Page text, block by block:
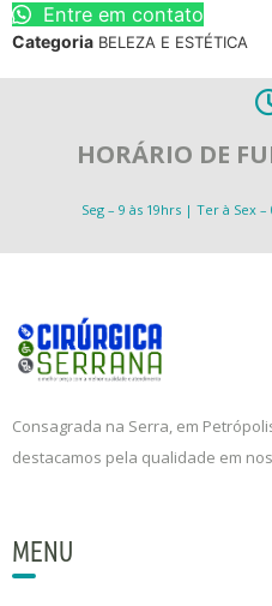
Entre em contato
Categoria BELEZA E ESTÉTICA
HORÁRIO DE
Seg – 9 às 19hrs | Ter à Sex
Consagrada na Serra, em
destacamos pela qualidade em
MENU